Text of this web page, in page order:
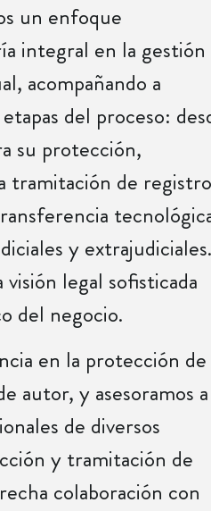
un enfoque
integral en la gestión
acompañando a
del proceso:
su protección,
tramitación de
y extrajudiciales.
legal sofisticada
del negocio.
en la protección de
autor, y asesoramos a
de diversos
y tramitación de
colaboración con